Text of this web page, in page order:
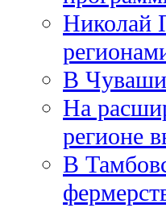
Николай
В
На
регионе
В